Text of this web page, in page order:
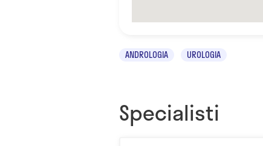
ANDROLOGIA UROLOGIA
Specialisti